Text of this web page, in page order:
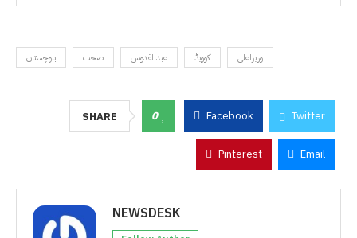
بلوچستان صحت عبدالقدوس کوویڈ وزیراعلی
SHARE 0 Facebook Twitter
Pinterest Email
NEWSDESK